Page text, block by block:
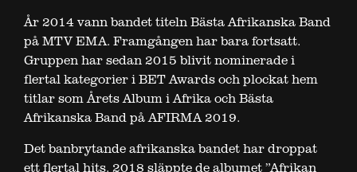
År 2014 vann bandet titeln Bästa Afrikanska Band
på MTV EMA. Framgången har bara fortsatt.
Gruppen har sedan 2015 blivit nominerade i
flertal kategorier i BET Awards och plockat hem
titlar som Årets Album i Afrika och Bästa
Afrikanska Band på AFIRMA 2019.
Det banbrytande afrikanska bandet har droppat
ett flertal hits. 2018 släppte de albumet ”Afrikan